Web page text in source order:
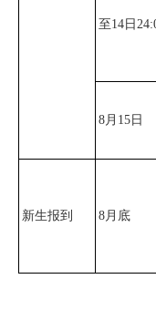
至14日
8月15日
新生报到 8月底